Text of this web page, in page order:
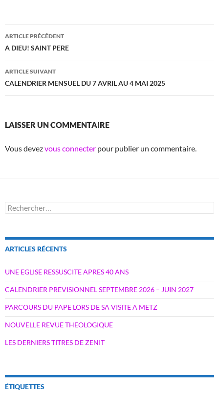
Navigation
des
articles
ARTICLE PRÉCÉDENT
A DIEU! SAINT PERE
ARTICLE SUIVANT
CALENDRIER MENSUEL DU 7 AVRIL AU 4 MAI 2025
LAISSER UN COMMENTAIRE
Vous devezvous connecter pour publier un commentaire.
Rechercher :
ARTICLES RÉCENTS
UNE EGLISE RESSUSCITE APRES 40 ANS
CALENDRIER PREVISIONNEL SEPTEMBRE 2026 – JUIN 2027
PARCOURS DU PAPE LORS DE SA VISITE A METZ
NOUVELLE REVUE THEOLOGIQUE
LES DERNIERS TITRES DE ZENIT
ÉTIQUETTES